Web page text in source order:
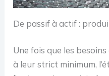
De passif à actif :
Une fois que les
à leur strict minimum,